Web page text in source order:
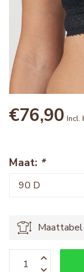
€76,90 Incl.
Maat: *
Maattabel